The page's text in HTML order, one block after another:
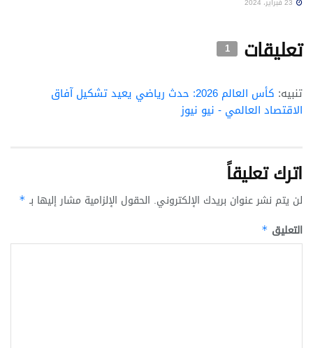
تعليقات 1
تنبيه:
كأس العالم 2026: حدث رياضي يعيد تشكيل آفاق
الاقتصاد العالمي - نيو نيوز
اترك تعليقاً
لن يتم نشر عنوان بريدك الإلكتروني. الحقول الإلزامية مشار إليها بـ *
التعليق *